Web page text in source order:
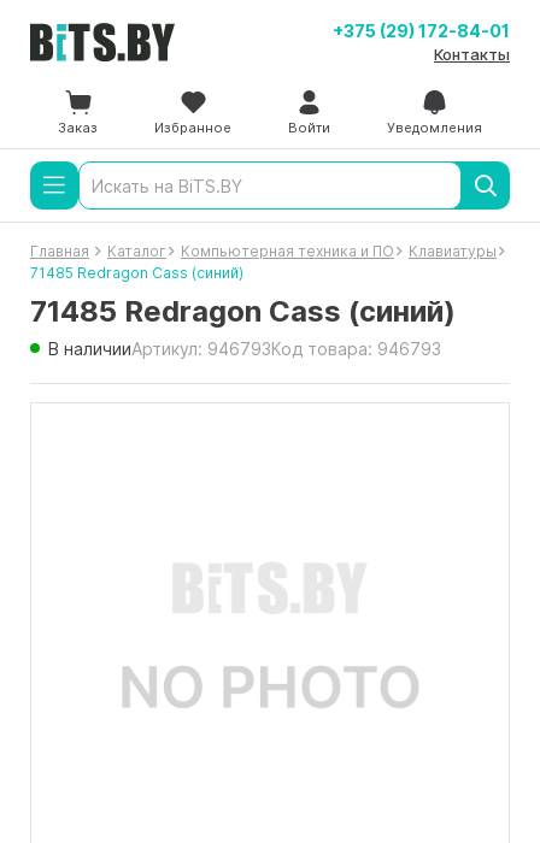
+375 (29) 172-84-01
Контакты
Заказ Избранное Войти Уведомления
Главная Каталог Компьютерная техника и ПО
Клавиатуры
71485 Redragon Cass (синий)
71485 Redragon Cass (синий)
В наличииАртикул: 946793Код товара: 946793